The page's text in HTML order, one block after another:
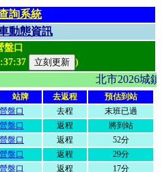
詢系統
動態資訊
盤口
)
北市2026
站牌 去返程
預估到站
營盤口 去程
末班已過
營盤口 返程
將到站
營盤口 返程
52分
營盤口 返程
29分
營盤口 返程
17分